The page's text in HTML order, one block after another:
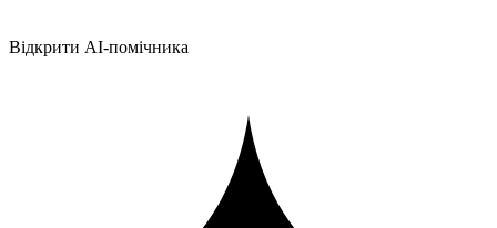
Відкрити AI-помічника